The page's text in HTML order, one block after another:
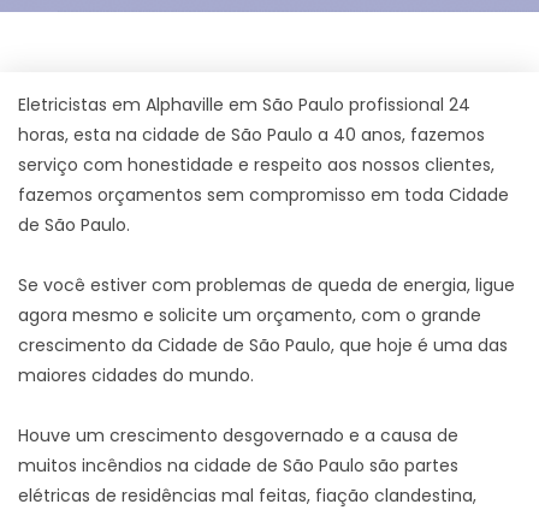
Eletricistas em Alphaville em São Paulo profissional 24
horas, esta na cidade de São Paulo a 40 anos, fazemos
serviço com honestidade e respeito aos nossos clientes,
fazemos orçamentos sem compromisso em toda Cidade
de São Paulo.
Se você estiver com problemas de queda de energia, ligue
agora mesmo e solicite um orçamento, com o grande
crescimento da Cidade de São Paulo, que hoje é uma das
maiores cidades do mundo.
Houve um crescimento desgovernado e a causa de
muitos incêndios na cidade de São Paulo são partes
elétricas de residências mal feitas, fiação clandestina,